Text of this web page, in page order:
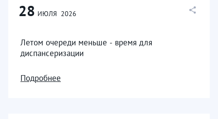
28 ИЮЛЯ 2026
Летом очереди меньше - время для
диспансеризации
Подробнее